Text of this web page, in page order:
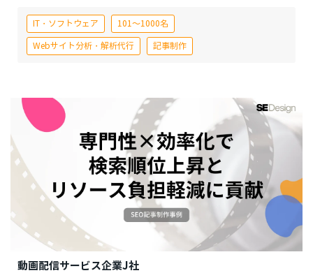
IT・ソフトウェア 101～1000名
Webサイト分析・解析代行 記事制作
動画配信サービス企業J社